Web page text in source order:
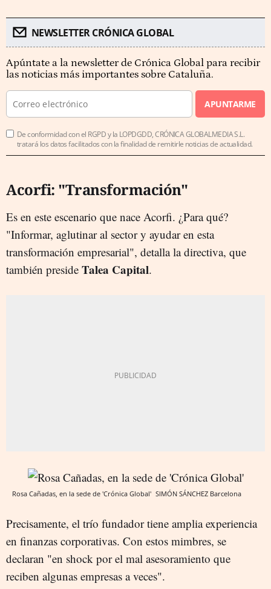
NEWSLETTER CRÓNICA GLOBAL
Apúntate a la newsletter de Crónica Global para recibir
las noticias más importantes sobre Cataluña.
APUNTARME
De conformidad con el RGPD y la LOPDGDD, CRÓNICA GLOBALMEDIA S.L.
tratará los datos facilitados con la finalidad de remitirle noticias de actualidad.
Acorfi: "Transformación"
Es en este escenario que nace Acorfi. ¿Para qué?
"Informar, aglutinar al sector y ayudar en esta
transformación empresarial", detalla la directiva, que
también preside Talea Capital.
Rosa Cañadas, en la sede de 'Crónica Global' SIMÓN SÁNCHEZ Barcelona
Precisamente, el trío fundador tiene amplia experiencia
en finanzas corporativas. Con estos mimbres, se
declaran "en shock por el mal asesoramiento que
reciben algunas empresas a veces".